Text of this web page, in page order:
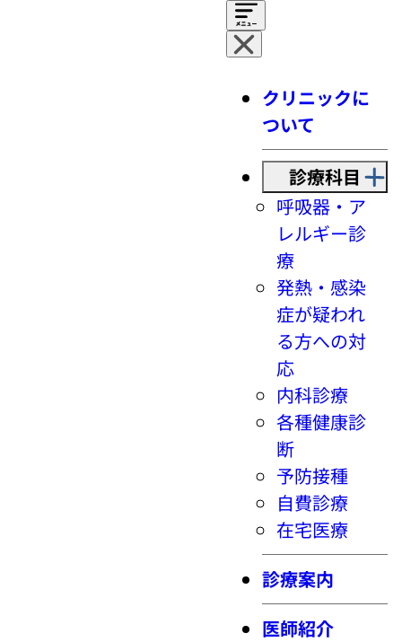
クリニックに
ついて
診療科目
呼吸器・ア
レルギー診
療
発熱・感染
症が疑われ
る方への対
応
内科診療
各種健康診
断
予防接種
自費診療
在宅医療
診療案内
医師紹介